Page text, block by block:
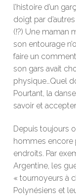
l’histoire d’un
doigt par
(!?) Une maman
son entourage
faire un
son gars avait
physique…Quel
Pourtant, la
savoir et
Depuis toujours
hommes encore
endroits. Par
Argentine, les
« tournoyeurs à
Polynésiens et